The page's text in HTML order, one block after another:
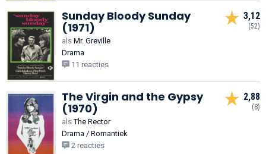
Sunday Bloody Sunday
(1971)
als Mr. Greville
Drama
11 reacties
3,12
(52)
The Virgin and the Gypsy
(1970)
alsThe Rector
Drama / Romantiek
2 reacties
2,88
(8)